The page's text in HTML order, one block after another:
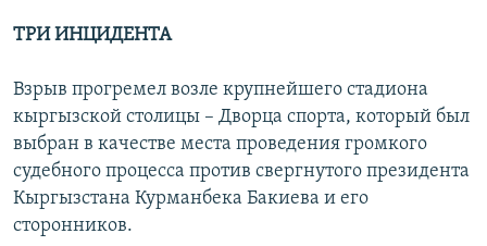
ТРИ ИНЦИДЕНТА
Взрыв прогремел возле крупнейшего стадиона
кыргызской столицы – Дворца спорта, который был
выбран в качестве места проведения громкого
судебного процесса против свергнутого президента
Кыргызстана Курманбека Бакиева и его
сторонников.